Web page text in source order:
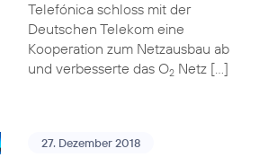
Telefónica schloss mit der
Deutschen Telekom eine
Kooperation zum Netzausbau ab
und verbesserte das O2Netz […]
27. Dezember 2018